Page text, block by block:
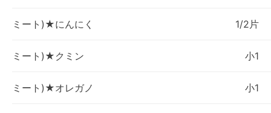
ミート)★にんにく 1/2片
ミート)★クミン 小1
ミート)★オレガノ 小1